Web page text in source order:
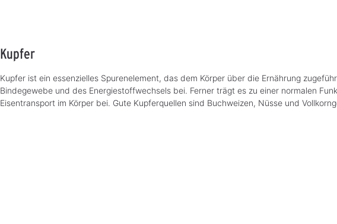
Kupfer
Kupfer ist ein essenzielles Spurenelement, das dem Körper über die Ernährung
Bindegewebe und des Energiestoffwechsels bei. Ferner trägt es zu einer normalen
Eisentransport im Körper bei. Gute Kupferquellen sind Buchweizen, Nüsse und